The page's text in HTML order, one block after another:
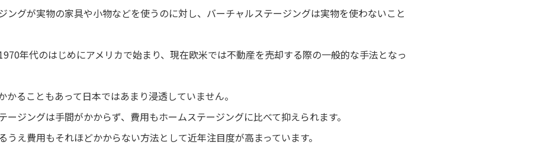
ングが実物の家具や小物などを使うのに対し、バーチャルステージングは実物を使わないこと
年代のはじめにアメリカで始まり、現在欧米では不動産を売却する際の一般的な手法となっ
かることもあって日本ではあまり浸透していません。
ージングは手間がかからず、費用もホームステージングに比べて抑えられます。
うえ費用もそれほどかからない方法として近年注目度が高まっています。